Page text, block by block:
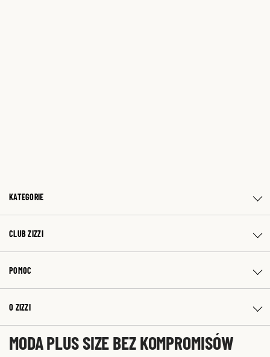
KATEGORIE
CLUB ZIZZI
POMOC
O ZIZZI
MODA PLUS SIZE BEZ KOMPROMISÓW